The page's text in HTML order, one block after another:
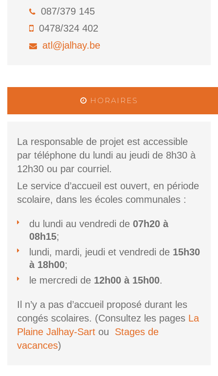
087/379 145
0478/324 402
atl@jalhay.be
HORAIRES
La responsable de projet est accessible
par téléphone du lundi au jeudi de 8h30 à
12h30 ou par courriel.
Le service d’accueil est ouvert, en période
scolaire, dans les écoles communales :
du lundi au vendredi de 07h20 à
08h15;
lundi, mardi, jeudi et vendredi de 15h30
à 18h00;
le mercredi de 12h00 à 15h00.
Il n’y a pas d’accueil proposé durant les
congés scolaires. (Consultez les pages La
Plaine Jalhay-Sart ou Stages de
vacances)